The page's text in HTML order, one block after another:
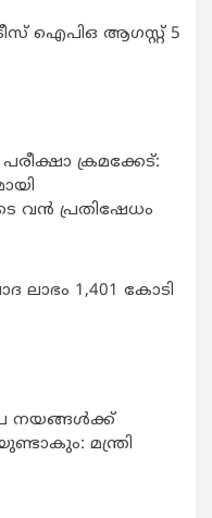
ഐപിഒ ആഗസ്റ്റ് 5
ക്രമക്കേട്:
വന്‍ പ്രതിഷേധം
ലാഭം 1,401 കോടി
നയങ്ങള്‍ക്ക്
മന്ത്രി